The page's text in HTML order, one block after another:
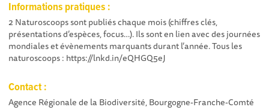
Informations pratiques :
2 Naturoscoops sont publiés chaque mois (chiffres clés,
présentations d’espèces, focus…). Ils sont en lien avec des journées
mondiales et évènements marquants durant l’année.Tous les
naturoscoops : https://lnkd.in/eQHGQ5eJ
Contact :
Agence Régionale de la Biodiversité, Bourgogne-Franche-Comté